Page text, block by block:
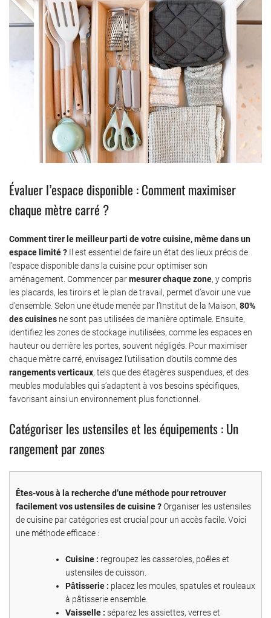
Évaluer l’espace disponible : Comment maximiser
chaque mètre carré ?
Comment tirer le meilleur parti de votre cuisine, même dans un
espace limité ? Il est essentiel de faire un état des lieux précis de
l’espace disponible dans la cuisine pour optimiser son
aménagement. Commencer parmesurer chaque zone, y compris
les placards, les tiroirs et le plan de travail, permet d’avoir une vue
d’ensemble. Selon une étude menée par l’Institut de la Maison, 80%
des cuisines ne sont pas utilisées de manière optimale. Ensuite,
identifiez les zones de stockage inutilisées, comme les espaces en
hauteur ou derrière les portes, souvent négligés. Pour maximiser
chaque mètre carré, envisagez l’utilisation d’outils comme des
rangements verticaux, tels que des étagères suspendues, et des
meubles modulables qui s’adaptent à vos besoins spécifiques,
favorisant ainsi un environnement plus fonctionnel.
Catégoriser les ustensiles et les équipements : Un
rangement par zones
Êtes-vous à la recherche d’une méthode pour retrouver
facilement vos ustensiles de cuisine ?Organiser les ustensiles
de cuisine par catégories est crucial pour un accès facile. Voici
une méthode efficace :
Cuisine : regroupez les casseroles, poêles et
ustensiles de cuisson.
Pâtisserie : placez les moules, spatules et rouleaux
à pâtisserie ensemble.
Vaisselle : séparez les assiettes, verres et